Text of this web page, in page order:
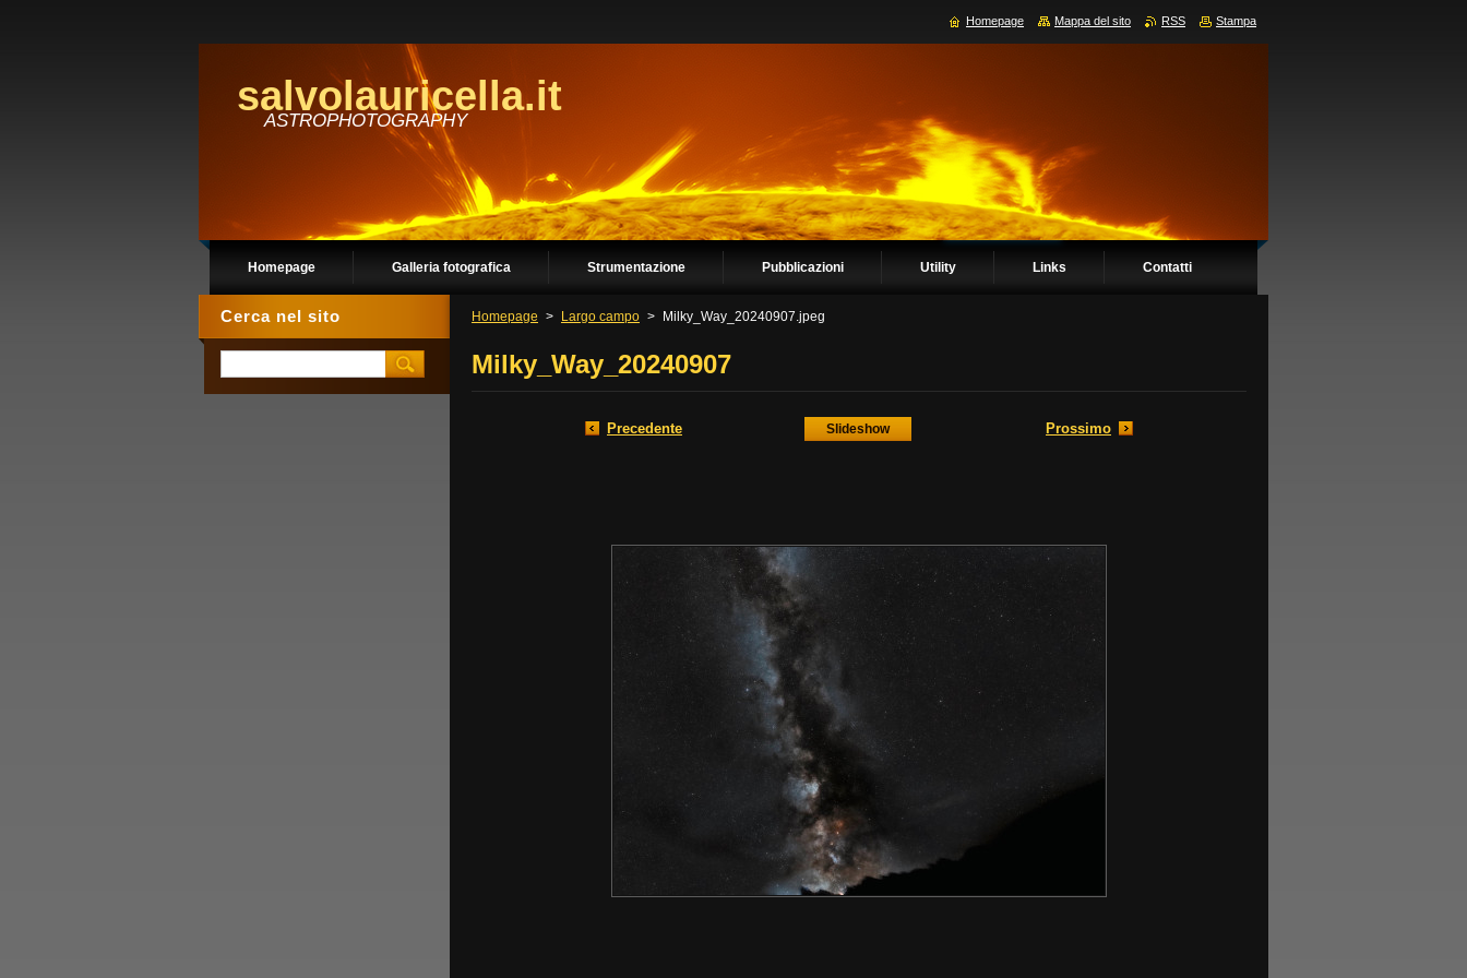
salvolauricella.it
ASTROPHOTOGRAPHY
Homepage Galleria fotografica Strumentazione Pubblicazioni Utility Links Contatti
Homepage > Largo campo > Milky_Way_20240907.jpeg
Milky_Way_20240907
Precedente Slideshow Prossimo
Cerca nel sito
Homepage Mappa del sito RSS Stampa